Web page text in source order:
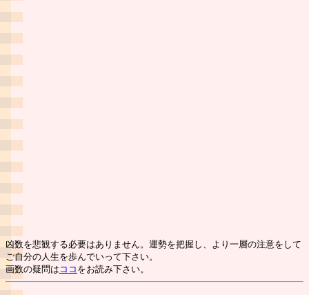
凶数を悲観する必要はありません。運勢を把握し、より一層の注意をして
ご自分の人生を歩んでいって下さい。
画数の疑問は ココ をお読み下さい。